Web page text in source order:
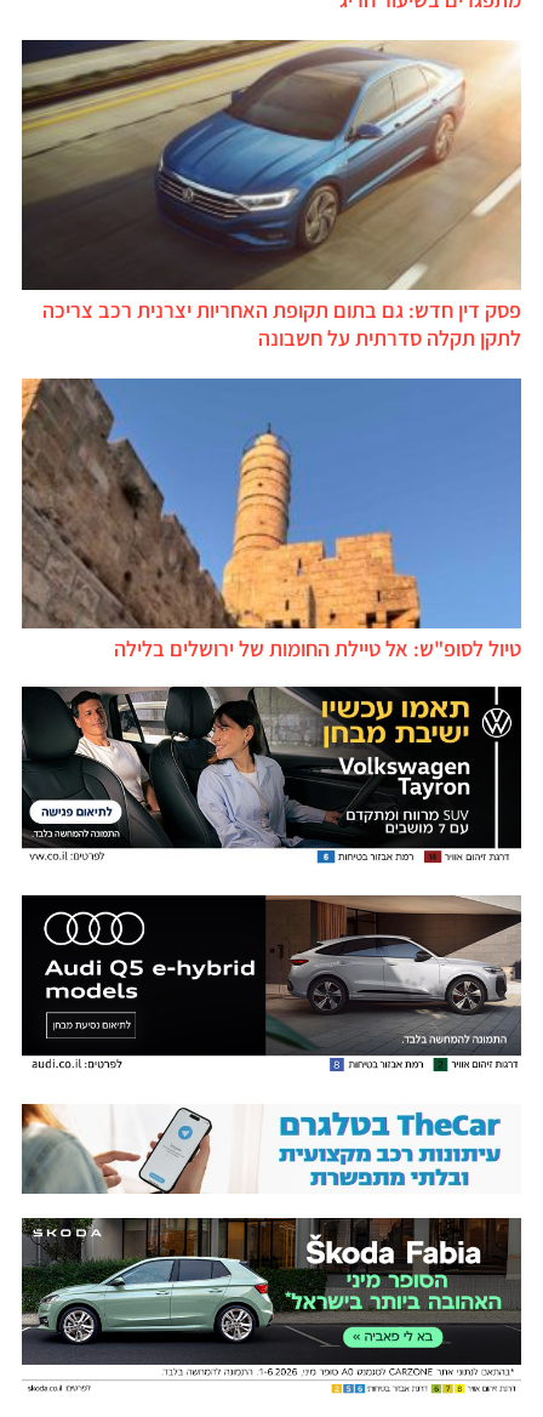
פסק דין חדש: גם בתום תקופת האחריות יצרנית רכב צריכה
לתקן תקלה סדרתית על חשבונה
טיול לסופ"ש: אל טיילת החומות של ירושלים בלילה